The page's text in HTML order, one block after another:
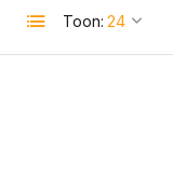
Toon: